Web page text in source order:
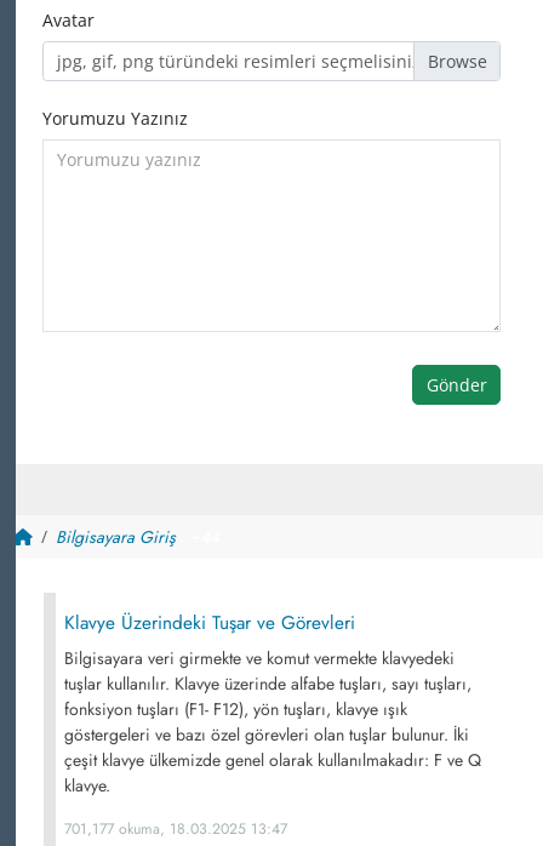
Avatar
jpg, gif, png türündeki resimleri seçmelisiniz
Yorumuzu Yazınız
Gönder
Bilgisayara Giriş
Klavye Üzerindeki Tuşar ve Görevleri
Bilgisayara veri girmekte ve komut vermekte klavyedeki
tuşlar kullanılır. Klavye üzerinde alfabe tuşları, sayı tuşları,
fonksiyon tuşları (F1- F12), yön tuşları, klavye ışık
göstergeleri ve bazı özel görevleri olan tuşlar bulunur. İki
çeşit klavye ülkemizde genel olarak kullanılmakadır: F ve Q
klavye.
701,177 okuma, 18.03.2025 13:47